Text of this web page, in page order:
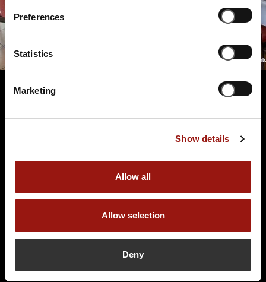
Preferences
Statistics
Marketing
Show details
Allow all
Allow selection
Deny
Terminüberblick
FR.
23.10.2026 19:00 Uhr